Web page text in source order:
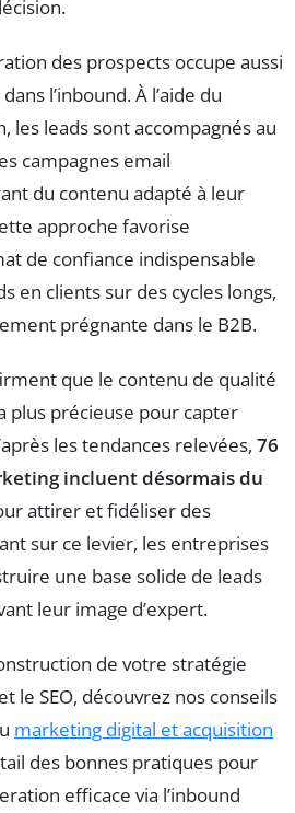
des prospects occupe aussi
l’inbound. À l’aide du
les leads sont accompagnés au
campagnes email
du contenu adapté à leur
approche favorise
de confiance indispensable
en clients sur des cycles longs,
prégnante dans le B2B.
que le contenu de qualité
plus précieuse pour capter
les tendances relevées, 76
incluent désormais du
attirer et fidéliser des
sur ce levier, les entreprises
une base solide de leads
leur image d’expert.
de votre stratégie
le SEO, découvrez nos conseils
marketing digital et acquisition
des bonnes pratiques pour
efficace via l’inbound